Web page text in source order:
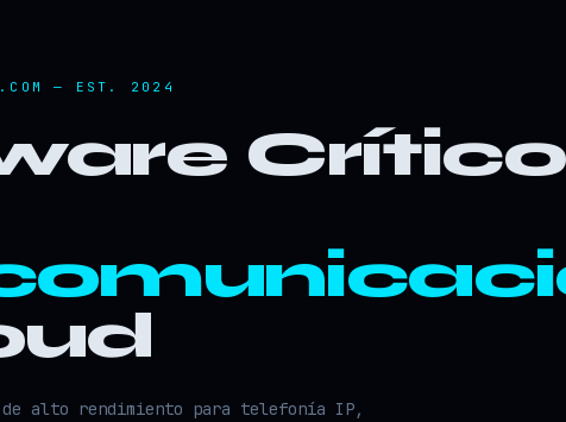
— EST. 2024
Crítico
de alto rendimiento para telefonía IP,